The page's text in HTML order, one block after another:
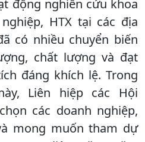
động nghiên cứu khoa
HTX tại các địa
có nhiều chuyển biến
chất lượng và đạt
đáng khích lệ. Trong
Liên hiệp các Hội
các doanh nghiệp,
mong muốn tham dự